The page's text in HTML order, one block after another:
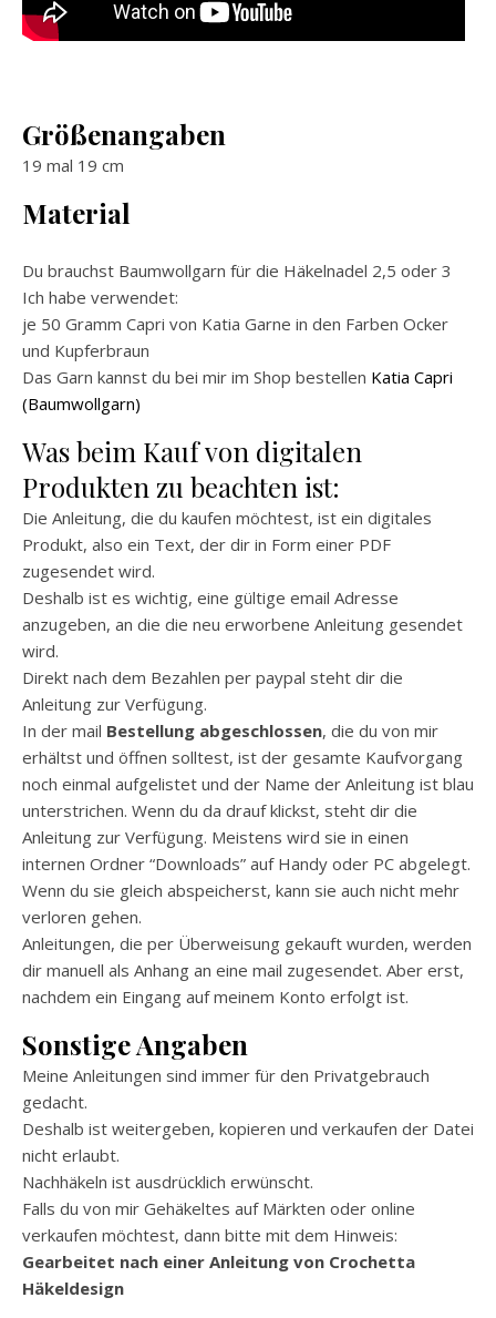
Größenangaben
19 mal 19 cm
Material
Du brauchst Baumwollgarn für die Häkelnadel 2,5 oder 3
Ich habe verwendet:
je 50 Gramm Capri von Katia Garne in den Farben Ocker
und Kupferbraun
Das Garn kannst du bei mir im Shop bestellen Katia Capri
(Baumwollgarn)
Was beim Kauf von digitalen
Produkten zu beachten ist:
Die Anleitung, die du kaufen möchtest, ist ein digitales
Produkt, also ein Text, der dir in Form einer PDF
zugesendet wird.
Deshalb ist es wichtig, eine gültige email Adresse
anzugeben, an die die neu erworbene Anleitung gesendet
wird.
Direkt nach dem Bezahlen per paypal steht dir die
Anleitung zur Verfügung.
In der mail Bestellung abgeschlossen, die du von mir
erhältst und öffnen solltest, ist der gesamte Kaufvorgang
noch einmal aufgelistet und der Name der Anleitung ist blau
unterstrichen. Wenn du da drauf klickst, steht dir die
Anleitung zur Verfügung. Meistens wird sie in einen
internen Ordner “Downloads” auf Handy oder PC abgelegt.
Wenn du sie gleich abspeicherst, kann sie auch nicht mehr
verloren gehen.
Anleitungen, die per Überweisung gekauft wurden, werden
dir manuell als Anhang an eine mail zugesendet. Aber erst,
nachdem ein Eingang auf meinem Konto erfolgt ist.
Sonstige Angaben
Meine Anleitungen sind immer für den Privatgebrauch
gedacht.
Deshalb ist weitergeben, kopieren und verkaufen der Datei
nicht erlaubt.
Nachhäkeln ist ausdrücklich erwünscht.
Falls du von mir Gehäkeltes auf Märkten oder online
verkaufen möchtest, dann bitte mit dem Hinweis:
Gearbeitet nach einer Anleitung von Crochetta
Häkeldesign